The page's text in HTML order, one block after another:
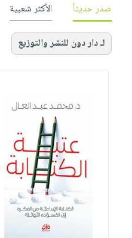
صدر حديثاً الأكثر شعبية
لـ دار دون للنشر والتوزيع